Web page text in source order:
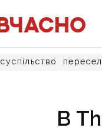
суспільство
В